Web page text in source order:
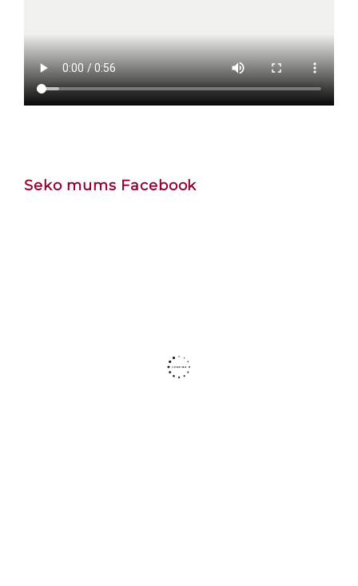
Seko mums Facebook